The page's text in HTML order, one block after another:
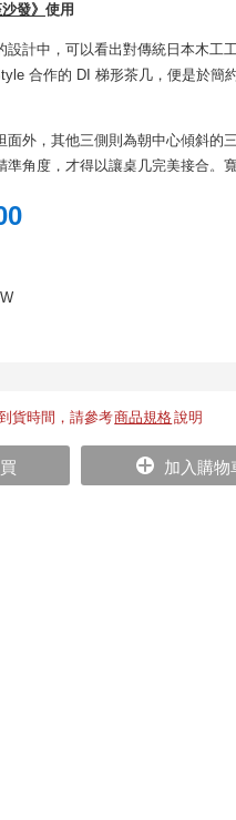
發》 使用
設計中，可以看出對傳統日本木工
合作的 DI 梯形茶几，便是於簡
面外，其他三側則為朝中心傾斜的
準角度，才得以讓桌几完美接合。
設計，除了具保護功能外，增高
為日常家居增添和風禪意，更能
，讓家具與空間，在此合而為一。
用木材、竹子和石板等建材，作品
」、「隈研吾流」。他自 2009 年
調極簡與現代美學的同時，也重新
貨時間，請參考商品規格說明
加入購物